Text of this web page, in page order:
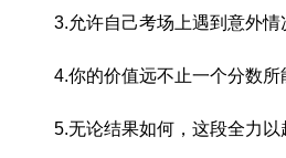
3.允许自己考场上遇到意外
4.你的价值远不止一个分数所
5.无论结果如何，这段全力